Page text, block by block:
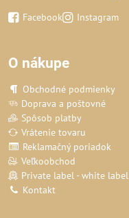
Facebook Instagram
O nákupe
Obchodné podmienky
Doprava a poštovné
Spôsob platby
Vrátenie tovaru
Reklamačný poriadok
Veľkoobchod
Private label - white label
Kontakt